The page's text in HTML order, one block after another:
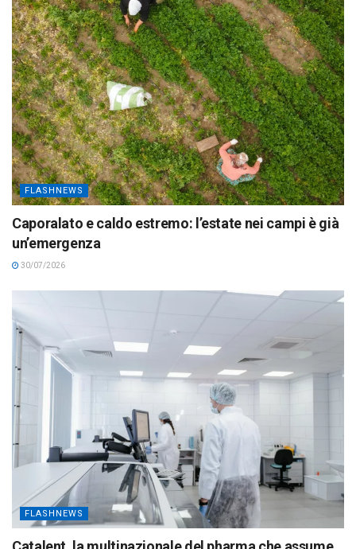
FLASHNEWS
Caporalato e caldo estremo: l’estate nei campi è già
un’emergenza
30/07/2026
FLASHNEWS